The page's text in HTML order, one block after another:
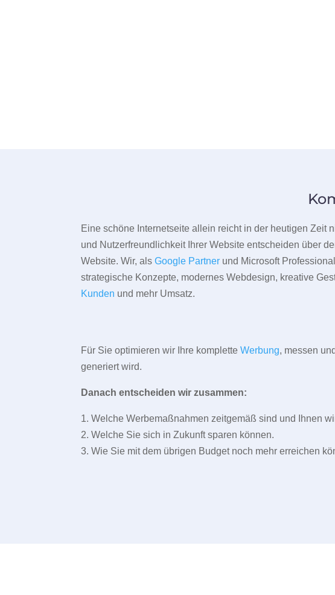
Eine schöne Internetseite allein reicht in der heutigen Zeit
und Nutzerfreundlichkeit Ihrer Website entscheiden über
Website. Wir, alsGoogle Partner und Microsoft
strategische Konzepte, modernes Webdesign, kreative
Kunden und mehr Umsatz.
Für Sie optimieren wir Ihre kompletteWerbung, messen
generiert wird.
Danach entscheiden wir zusammen:
1. Welche Werbemaßnahmen zeitgemäß sind und Ihnen
2. Welche Sie sich in Zukunft sparen können.
3. Wie Sie mit dem übrigen Budget noch mehr erreichen